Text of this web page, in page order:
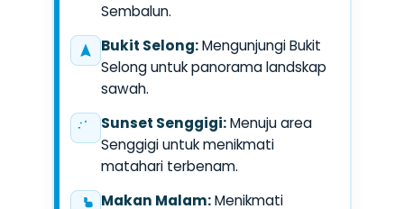
Sembalun.
Bukit Selong:Mengunjungi Bukit
Selong untuk panorama landskap
sawah.
Sunset Senggigi:Menuju area
Senggigi untuk menikmati
matahari terbenam.
Makan Malam:Menikmati